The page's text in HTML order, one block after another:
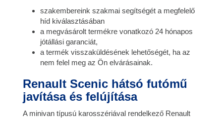
szakembereink szakmai segítségét a megfelelő
híd kiválasztásában
a megvásárolt termékre vonatkozó 24 hónapos
jótállási garanciát,
a termék visszaküldésének lehetőségét, ha az
nem felel meg az Ön elvárásainak.
Renault Scenic hátsó futómű
javítása és felújítása
A minivan típusú karosszériával rendelkező Renault